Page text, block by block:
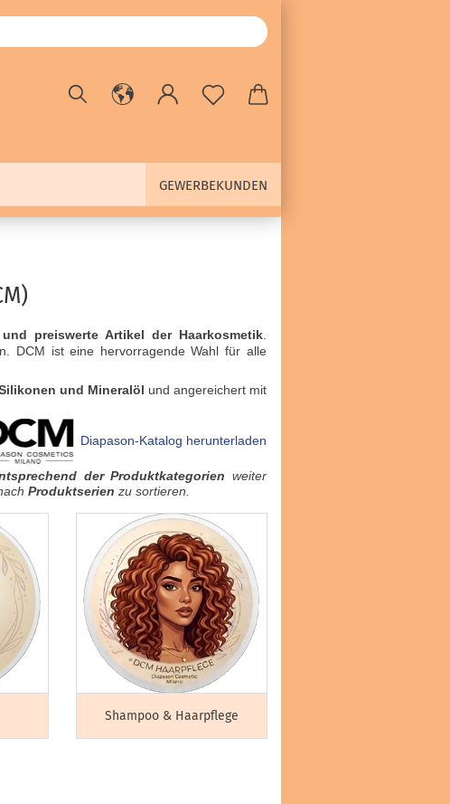
GEWERBEKUNDEN
preiswerte Artikel der Haarkosmetik.
DCM ist eine hervorragende Wahl für alle
und Mineralöl und angereichert mit
Diapason-Katalog herunterladen
der Produktkategorien weiter
Produktserien zu sortieren.
Shampoo & Haarpflege